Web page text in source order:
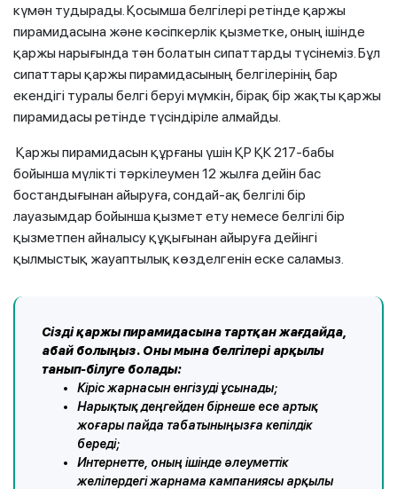
күмән тудырады. Қосымша белгілері ретінде қаржы
пирамидасына және кәсіпкерлік қызметке, оның ішінде
қаржы нарығында тән болатын сипаттарды түсінеміз. Бұл
сипаттары қаржы пирамидасының белгілерінің бар
екендігі туралы белгі беруі мүмкін, бірақ бір жақты қаржы
пирамидасы ретінде түсіндіріле алмайды.
Қаржы пирамидасын құрғаны үшін ҚР ҚК 217-бабы
бойынша мүлікті тәркілеумен 12 жылға дейін бас
бостандығынан айыруға, сондай-ақ белгілі бір
лауазымдар бойынша қызмет ету немесе белгілі бір
қызметпен айналысу құқығынан айыруға дейінгі
қылмыстық жауаптылық көзделгенін еске саламыз.
Сізді қаржы пирамидасына тартқан жағдайда,
абай болыңыз. Оны мына белгілері арқылы
танып-білуге болады:
Кіріс жарнасын енгізуді ұсынады;
Нарықтық деңгейден бірнеше есе артық
жоғары пайда табатыныңызға кепілдік
береді;
Интернетте, оның ішінде әлеуметтік
желілердегі жарнама кампаниясы арқылы